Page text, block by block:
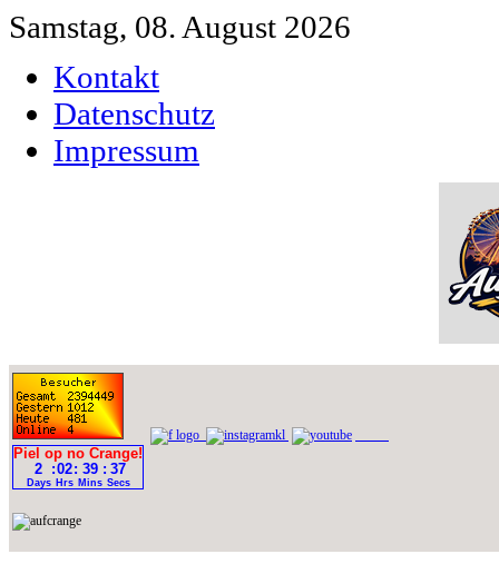
Samstag, 08. August 2026
Kontakt
Datenschutz
Impressum